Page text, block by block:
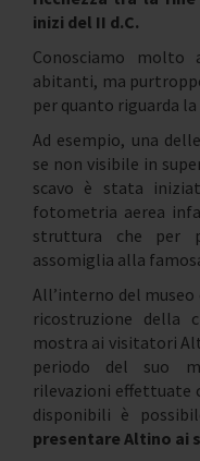
inizi del II d.C.
Conosciamo
abitanti, ma
per quanto riguarda
Ad esempio, una
se non visibile in
scavo è stata
fotometria aerea
struttura che per
assomiglia alla
All’interno del museo
ricostruzione della
mostra ai visitatori
periodo del suo
rilevazioni effettuate
disponibili è
presentare Altino ai